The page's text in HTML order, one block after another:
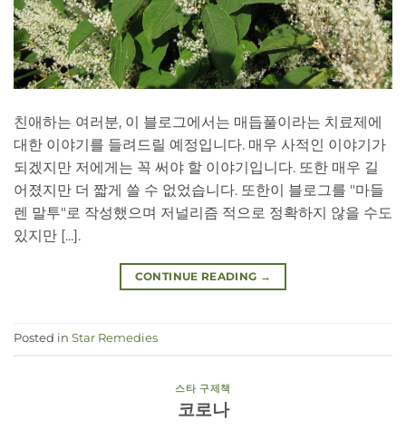
친애하는 여러분, 이 블로그에서는 매듭풀이라는 치료제에
대한 이야기를 들려드릴 예정입니다. 매우 사적인 이야기가
되겠지만 저에게는 꼭 써야 할 이야기입니다. 또한 매우 길
어졌지만 더 짧게 쓸 수 없었습니다. 또한이 블로그를 "마들
렌 말투"로 작성했으며 저널리즘 적으로 정확하지 않을 수도
있지만 [...].
CONTINUE READING →
Posted in Star Remedies
스타 구제책
코로나